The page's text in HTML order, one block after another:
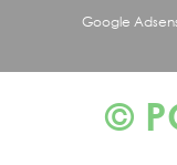
Google
©